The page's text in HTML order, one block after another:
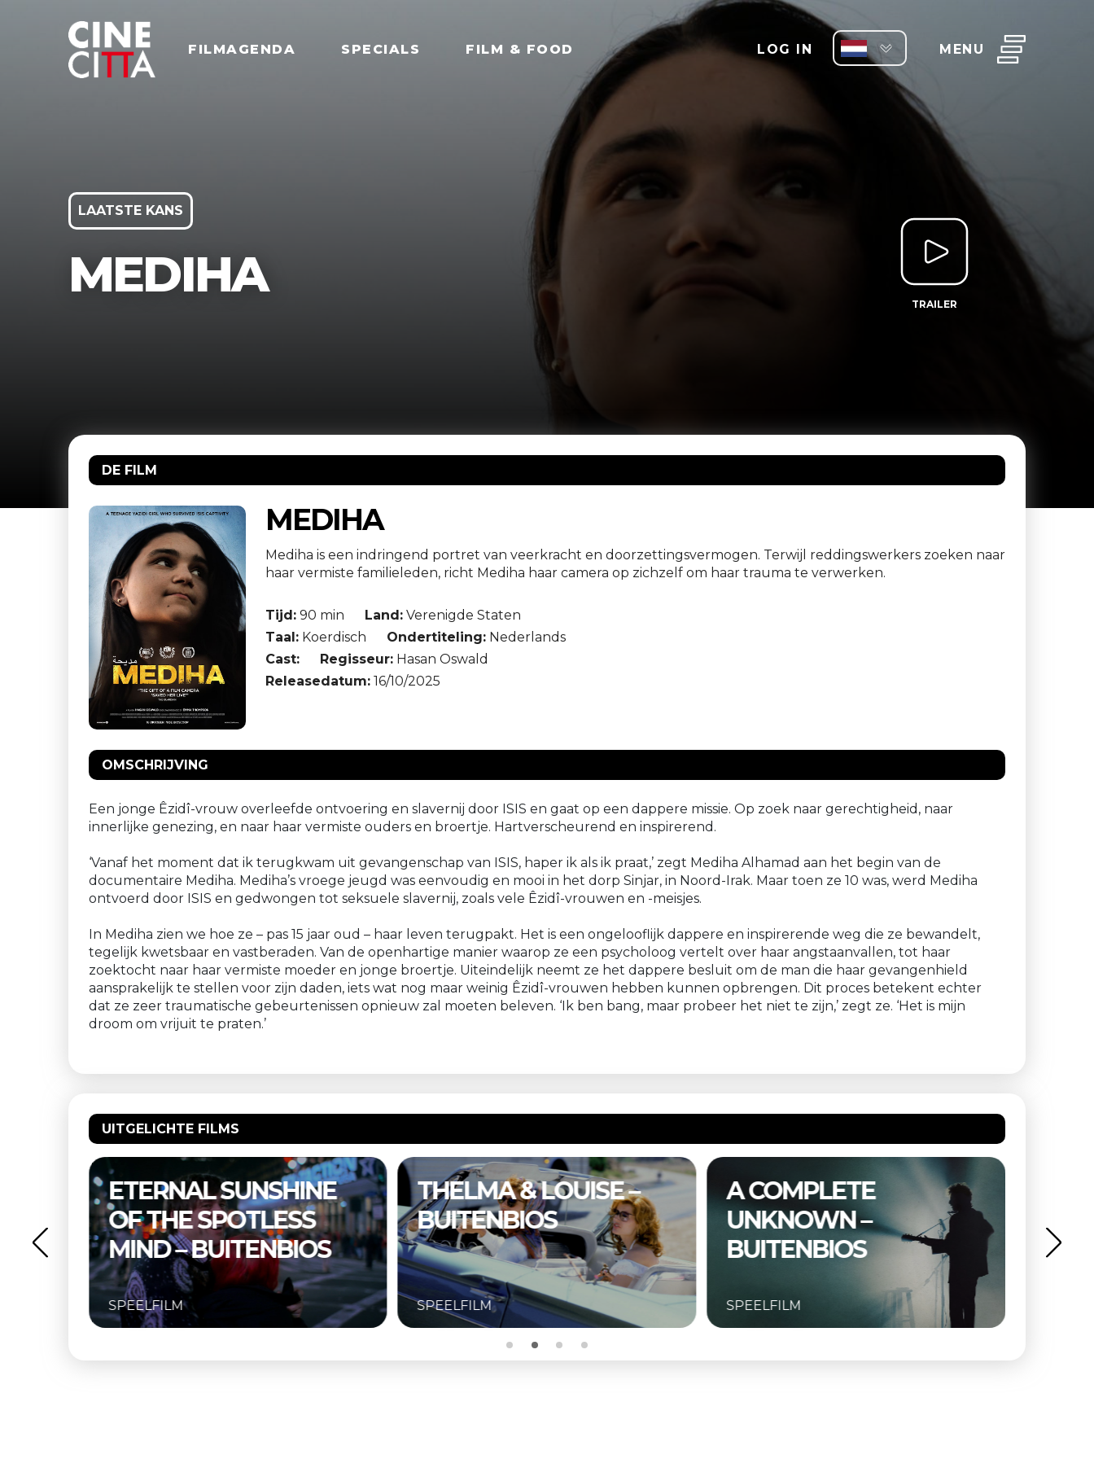
FILMAGENDA SPECIALS FILM & FOOD LOG IN MENU
LAATSTE KANS
MEDIHA
TRAILER
DE FILM
MEDIHA
Mediha is een indringend portret van veerkracht en doorzettingsvermogen. Terwijl reddingswerkers zoeken naar
haar vermiste familieleden, richt Mediha haar camera op zichzelf om haar trauma te verwerken.
Tijd:90 min Land:Verenigde Staten
Taal:Koerdisch Ondertiteling:Nederlands
Cast:
Regisseur:Hasan Oswald
Releasedatum:16/10/2025
OMSCHRIJVING
Een jonge Êzidî-vrouw overleefde ontvoering en slavernij door ISIS en gaat op een dappere missie. Op zoek naar gerechtigheid, naar
innerlijke genezing, en naar haar vermiste ouders en broertje. Hartverscheurend en inspirerend.
‘Vanaf het moment dat ik terugkwam uit gevangenschap van ISIS, haper ik als ik praat,’ zegt Mediha Alhamad aan het begin van de
documentaire Mediha. Mediha’s vroege jeugd was eenvoudig en mooi in het dorp Sinjar, in Noord-Irak. Maar toen ze 10 was, werd Mediha
ontvoerd door ISIS en gedwongen tot seksuele slavernij, zoals vele Êzidî-vrouwen en -meisjes.
In Mediha zien we hoe ze – pas 15 jaar oud – haar leven terugpakt. Het is een ongelooflijk dappere en inspirerende weg die ze bewandelt,
tegelijk kwetsbaar en vastberaden. Van de openhartige manier waarop ze een psycholoog vertelt over haar angstaanvallen, tot haar
zoektocht naar haar vermiste moeder en jonge broertje. Uiteindelijk neemt ze het dappere besluit om de man die haar gevangenhield
aansprakelijk te stellen voor zijn daden, iets wat nog maar weinig Êzidî-vrouwen hebben kunnen opbrengen. Dit proces betekent echter
dat ze zeer traumatische gebeurtenissen opnieuw zal moeten beleven. ‘Ik ben bang, maar probeer het niet te zijn,’ zegt ze. ‘Het is mijn
droom om vrijuit te praten.’
UITGELICHTE FILMS
ETERNAL SUNSHINE
OF THE SPOTLESS
MIND – BUITENBIOS
SPEELFILM
THELMA & LOUISE –
BUITENBIOS
SPEELFILM
A COMPLETE
UNKNOWN –
BUITENBIOS
SPEELFILM